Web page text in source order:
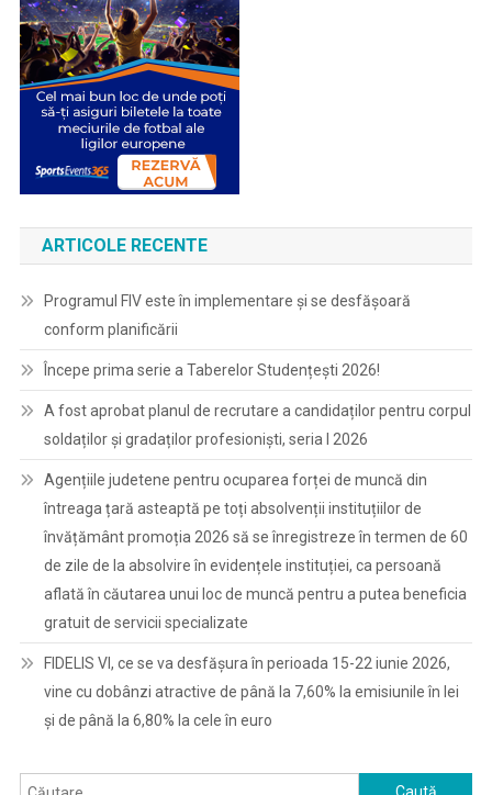
ARTICOLE RECENTE
Programul FIV este în implementare și se desfășoară
conform planificării
Începe prima serie a Taberelor Studențești 2026!
A fost aprobat planul de recrutare a candidaților pentru corpul
soldaților și gradaților profesioniști, seria I 2026
Agențiile judetene pentru ocuparea forței de muncă din
întreaga țară asteaptă pe toți absolvenții instituțiilor de
învățământ promoția 2026 să se înregistreze în termen de 60
de zile de la absolvire în evidențele instituției, ca persoană
aflată în căutarea unui loc de muncă pentru a putea beneficia
gratuit de servicii specializate
FIDELIS VI, ce se va desfășura în perioada 15-22 iunie 2026,
vine cu dobânzi atractive de până la 7,60% la emisiunile în lei
și de până la 6,80% la cele în euro
Caută